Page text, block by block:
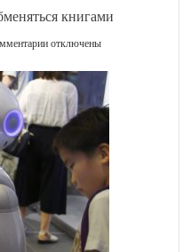
книгами
к
Ташкент
предложил
Душанбе
обменяться
книгами
отключены